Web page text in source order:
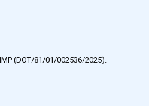
(DOT/81/01/002536/2025).